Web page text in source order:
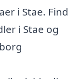
i Stae. Find
i Stae og